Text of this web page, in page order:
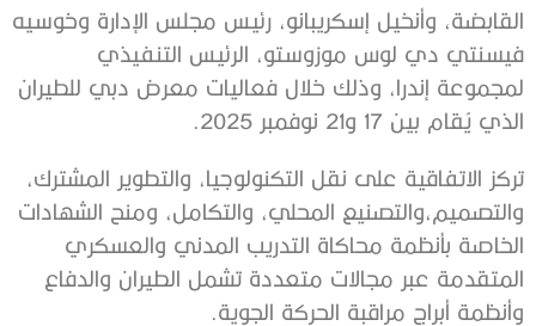
القابضة، وأنخيل إسكريبانو، رئيس مجلس الإدارة وخوسيه
فيسنتي دي لوس موزوستو، الرئيس التنفيذي
لمجموعة إندرا، وذلك خلال فعاليات معرض دبي للطيران
الذي يُقام بين 17 و21 نوفمبر 2025.
تركز الاتفاقية على نقل التكنولوجيا، والتطوير المشترك،
والتصميم،والتصنيع المحلي، والتكامل، ومنح الشهادات
الخاصة بأنظمة محاكاة التدريب المدني والعسكري
المتقدمة عبر مجالات متعددة تشمل الطيران والدفاع
وأنظمة أبراج مراقبة الحركة الجوية